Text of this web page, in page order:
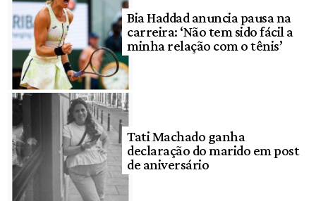
Bia Haddad anuncia pausa na
carreira: ‘Não tem sido fácil a
minha relação com o tênis’
Tati Machado ganha
declaração do marido em post
de aniversário